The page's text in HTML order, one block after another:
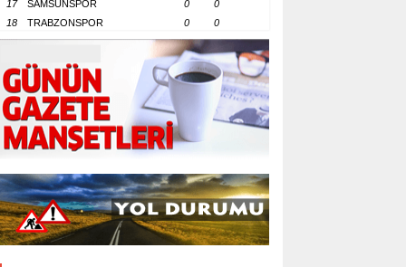
17 SAMSUNSPOR 0
0
18
TRABZONSPOR 0 0